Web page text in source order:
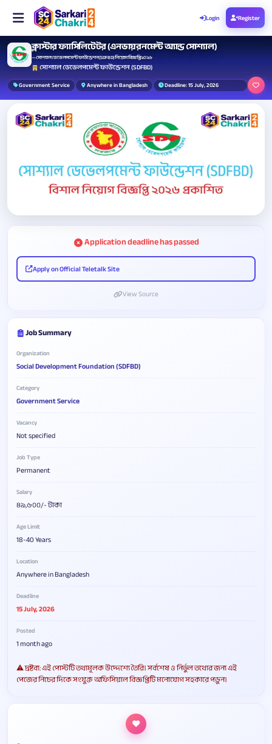
Login Register
ক্লাস্টার ফ্যাসিলিটেটর (এনভায়রনমেন্ট অ্যান্ড সোশ্যাল)
— সোশ্যাল ডেভেলপমেন্ট ফাউন্ডেশন (SDFBD) নিয়োগ বিজ্ঞপ্তি ২০২৬
সোশ্যাল ডেভেলপমেন্ট ফাউন্ডেশন (SDFBD)
Government Service Anywhere in Bangladesh Deadline: 15 July, 2026
Application deadline has passed
Apply on Official Teletalk Site
View Source
Job Summary
Organization
Social Development Foundation (SDFBD)
Category
Government Service
Vacancy
Not specified
Job Type
Permanent
Salary
৪৯,৬০০/- টাকা
Age Limit
18-40 Years
Location
Anywhere in Bangladesh
Deadline
15 July, 2026
Posted
1 month ago
⚠️ দ্রষ্টব্য: এই পোস্টটি তথ্যমূলক উদ্দেশ্যে তৈরি। সর্বশেষ ও নির্ভুল তথ্যের জন্য এই
পেজের নিচের দিকে সংযুক্ত অফিসিয়াল বিজ্ঞপ্তিটি মনোযোগ সহকারে পড়ুন।